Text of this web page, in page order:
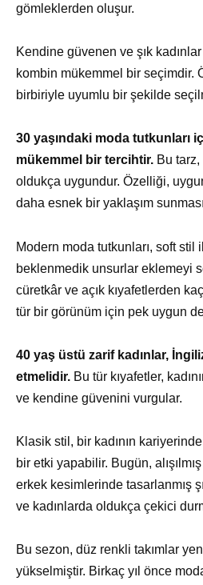
gömleklerden oluşur.
Kendine güvenen ve şık
kombin mükemmel bir seçimdir.
birbiriyle uyumlu bir şekilde
30 yaşındaki moda tutkunları
mükemmel bir tercihtir. Bu
oldukça uygundur. Özelliği,
daha esnek bir yaklaşım
Modern moda tutkunları, soft stil
beklenmedik unsurlar eklemeyi
cüretkâr ve açık kıyafetlerden
tür bir görünüm için pek uygun
40 yaş üstü zarif kadınlar, İngiliz
etmelidir. Bu tür kıyafetler,
ve kendine güvenini vurgular.
Klasik stil, bir kadının
bir etki yapabilir. Bugün, alışılmış
erkek kesimlerinde tasarlanmış
ve kadınlarda oldukça çekici
Bu sezon, düz renkli takımlar
yükselmiştir. Birkaç yıl önce